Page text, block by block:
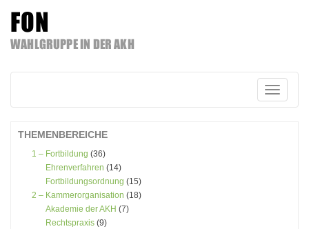
FON
WAHLGRUPPE IN DER AKH
Inhalt
Schalte
THEMENBEREICHE
1 – Fortbildung (36)
Ehrenverfahren (14)
Fortbildungsordnung (15)
2 – Kammerorganisation (18)
Akademie der AKH (7)
Rechtspraxis (9)